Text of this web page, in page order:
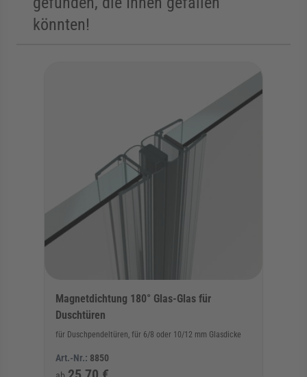
könnten!
Die Navigation durch die Elemente des Karussells ist mit der
Magnetdichtung 180° Glas-Glas für
Duschtüren
für Duschpendeltüren, für 6/8 oder 10/12 mm Glasdicke
Art.-Nr.: 8850